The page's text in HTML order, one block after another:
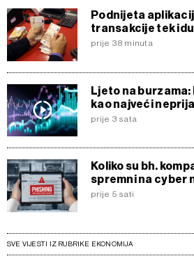
Podnijeta
transakcije tek
prije 38 minuta
Ljeto na
kao najveći
prije 3 sata
Koliko su bh.
spremni na cyber
prije 5 sati
SVE VIJESTI IZ RUBRIKE EKONOMIJA